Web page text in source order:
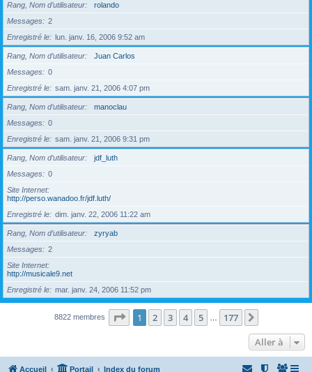
Rang, Nom d’utilisateur
rolando
Messages
2
Enregistré le
lun. janv. 16, 2006 9:52 am
Rang, Nom d’utilisateur
Juan Carlos
Messages
0
Enregistré le
sam. janv. 21, 2006 4:07 pm
Rang, Nom d’utilisateur
manoclau
Messages
0
Enregistré le
sam. janv. 21, 2006 9:31 pm
Rang, Nom d’utilisateur
jdf_luth
Messages
0
Site Internet
http://perso.wanadoo.fr/jdf.luth/
Enregistré le
dim. janv. 22, 2006 11:22 am
Rang, Nom d’utilisateur
zyryab
Messages
2
Site Internet
http://musicale9.net
Enregistré le
mar. janv. 24, 2006 11:52 pm
8822 membres Page 1sur177
1 2 3 4 5 177
Aller à
Accueil Portail Index du forum